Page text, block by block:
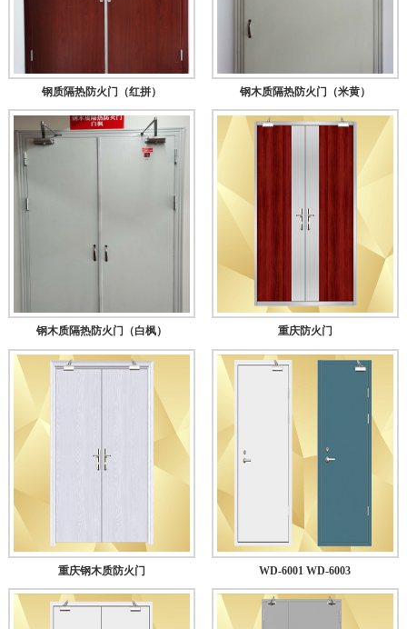
钢质隔热防火门（红拼） 钢木质隔热防火门（米黄）
钢木质隔热防火门（白枫） 重庆防火门
重庆钢木质防火门 WD-6001 WD-6003